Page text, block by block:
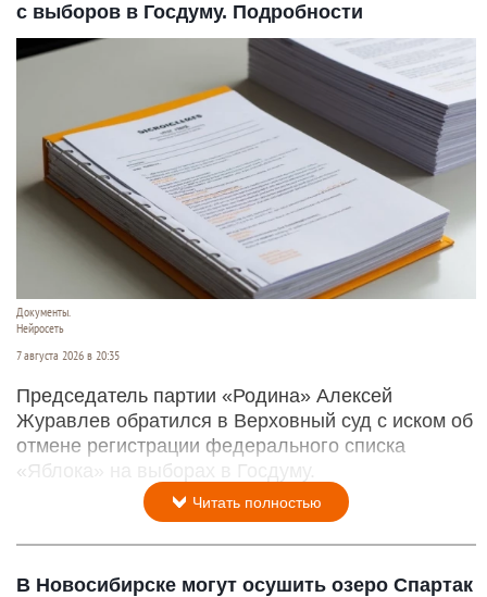
с выборов в Госдуму. Подробности
Документы.
Нейросеть
7 августа 2026 в 20:35
Председатель партии «Родина» Алексей
Журавлев обратился в Верховный суд с иском об
отмене регистрации федерального списка
«Яблока» на выборах в Госдуму.
Читать полностью
В Новосибирске могут осушить озеро Спартак